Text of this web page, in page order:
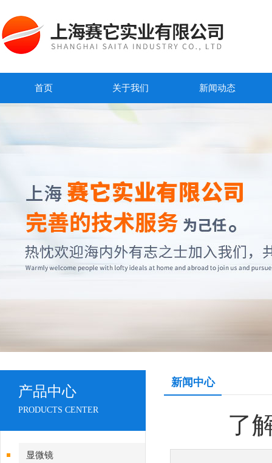
首页 关于我们 新闻动态
产品中心
PRODUCTS CENTER
显微镜
新闻中心
了